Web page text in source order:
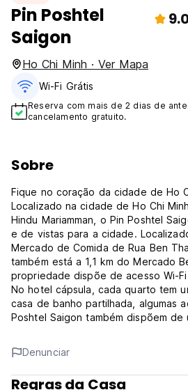
Pin Poshtel
Saigon
Ho Chi Minh · Ver Mapa
Wi-Fi Grátis
Reserva com mais de 2 dias de
cancelamento gratuito.
Sobre
Fique no coração da cidade de Ho
Localizado na cidade de Ho Chi
Hindu Mariamman, o Pin Poshtel
e de vistas para a cidade.
Mercado de Comida de Rua Ben
também está a 1,1 km do Mercado
propriedade dispõe de acesso Wi-
No hotel cápsula, cada quarto tem
casa de banho partilhada, algumas
Poshtel Saigon também dispõem de
Um pequeno-almoço americano é
Está disponível assistência 24 horas
Os pontos de interesse populares
incluem o Parque Tao Dan, o Museu
Denunciar
Regras da Casa